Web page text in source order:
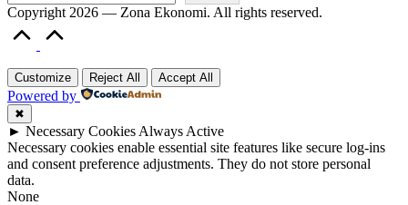
Copyright 2026 — Zona Ekonomi. All rights reserved.
Customize Reject All Accept All
Powered by
✖
► Necessary Cookies Always Active
Necessary cookies enable essential site features like secure log-ins
and consent preference adjustments. They do not store personal
data.
None